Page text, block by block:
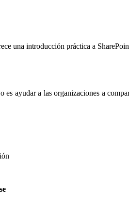
una introducción práctica a
es ayudar a las organizaciones a